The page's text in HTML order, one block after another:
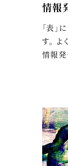
情報
「表」
す。 よ
情報